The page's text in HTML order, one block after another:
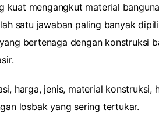
kuat mengangkut material
satu jawaban paling banyak
bertenaga dengan
harga, jenis, material
losbak yang sering tertukar.